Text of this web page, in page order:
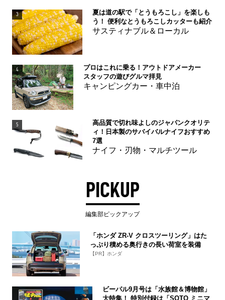
3
夏は道の駅で「とうもろこし」を楽しも
う！ 便利なとうもろこしカッターも紹介
サスティナブル＆ローカル
4
プロはこれに乗る！アウトドアメーカー
スタッフの遊びグルマ拝見
キャンピングカー・車中泊
5
高品質で切れ味よしのジャパンクオリテ
ィ！日本製のサバイバルナイフおすすめ
7選
ナイフ・刃物・マルチツール
PICKUP
編集部ピックアップ
「ホンダ ZR-V クロスツーリング」はた
っぷり積める奥行きの長い荷室を装備
【PR】ホンダ
ビーパル9月号は「水族館＆博物館」
大特集！ 特別付録は「SOTO ミニマ